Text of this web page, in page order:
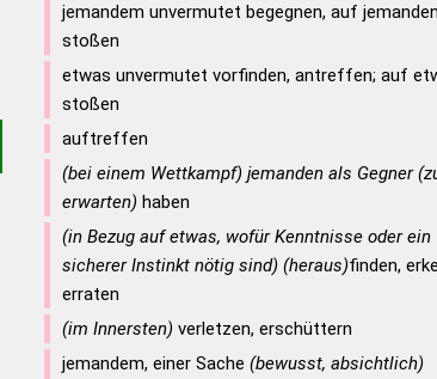
jemandem unvermutet begegnen, auf jemanden
stoßen
etwas unvermutet vorfinden, antreffen; auf
stoßen
auftreffen
(bei einem Wettkampf) jemanden als Gegner
erwarten) haben
(in Bezug auf etwas, wofür Kenntnisse oder ein
sicherer Instinkt nötig sind) (heraus)finden,
erraten
(im Innersten) verletzen, erschüttern
jemandem, einer Sache (bewusst, absichtlich)